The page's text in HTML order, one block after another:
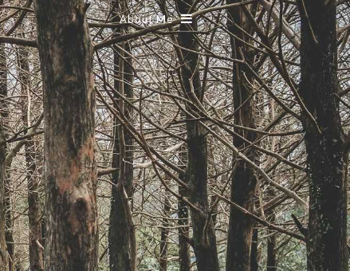
About Me